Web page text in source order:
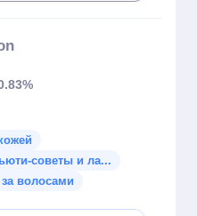
советы и ла...
волосами